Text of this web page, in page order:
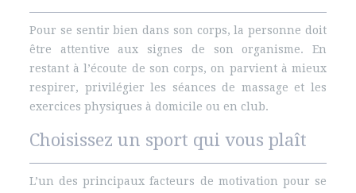
Pour se sentir bien dans son corps, la personne doit
être attentive aux signes de son organisme. En
restant à l’écoute de son corps, on parvient à mieux
respirer, privilégier les séances de massage et les
exercices physiques à domicile ou en club.
Choisissez un sport qui vous plaît
L’un des principaux facteurs de motivation pour se